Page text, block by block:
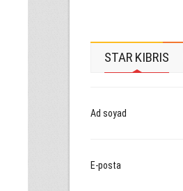
STAR KIBRIS
Ad soyad
E-posta